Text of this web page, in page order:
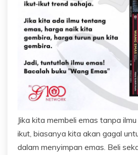
Jika kita membeli emas tanpa
ikut, biasanya kita akan gagal
dalam menyimpan emas. Beli